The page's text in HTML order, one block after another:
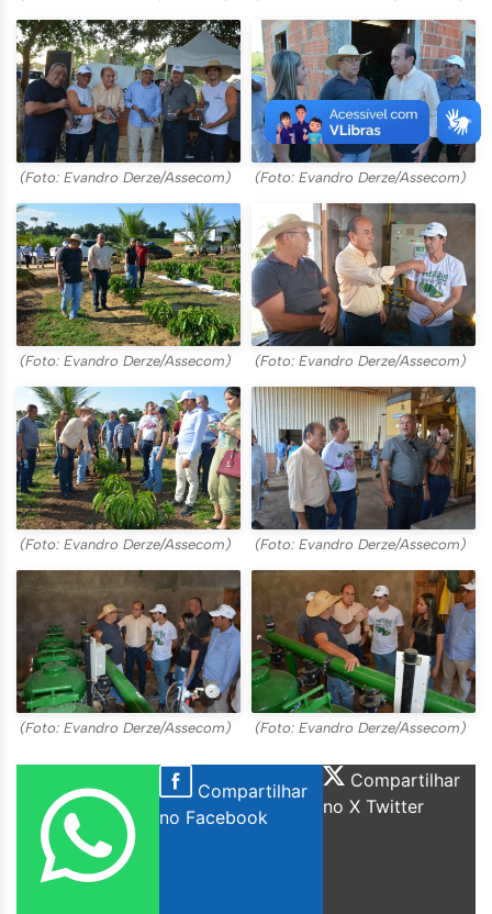
(Foto: Evandro Derze/Assecom) (Foto: Evandro Derze/Assecom)
(Foto: Evandro Derze/Assecom) (Foto: Evandro Derze/Assecom)
(Foto: Evandro Derze/Assecom) (Foto: Evandro Derze/Assecom)
(Foto: Evandro Derze/Assecom) (Foto: Evandro Derze/Assecom)
Compartilhar
no Facebook
Compartilhar
no X Twitter